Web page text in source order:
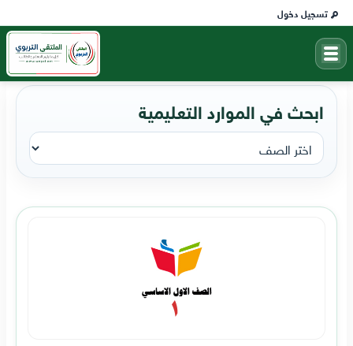
تسجيل دخول
ابحث في الموارد التعليمية